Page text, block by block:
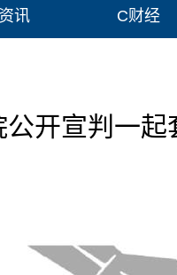
资讯 C财经
开宣判一